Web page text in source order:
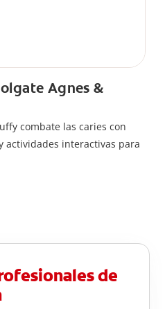
Agnes &
combate las caries con
actividades interactivas para
de